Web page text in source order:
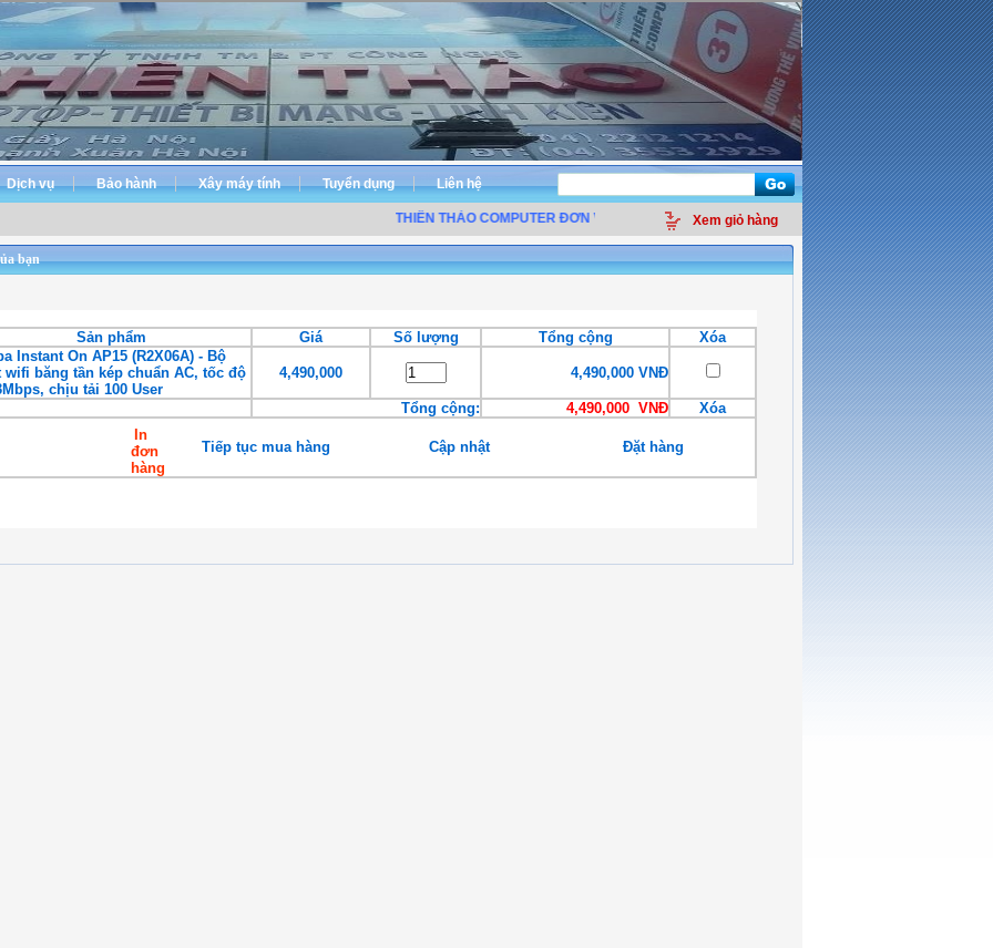
Dịch vụ Bảo hành Xây máy tính Tuyển dụng Liên hệ
THIÊN THẢO COMPUTER ĐƠN VỊ PHÂN PHỐI LINH KIỆN ĐIỆN TỬ MÁY TÍNH - THIẾT BỊ VĂN
Xem giỏ hàng
bạn
Sản phẩm Giá Số lượng Tổng cộng
Xóa
Instant On AP15 (R2X06A) - Bộ
wifi băng tần kép chuẩn AC, tốc độ
chịu tải 100 User
4,490,000 4,490,000 VNĐ
Tổng cộng: 4,490,000 VNĐ
Xóa
In
đơn
hàng
Tiếp tục mua hàng Cập nhật Đặt hàng